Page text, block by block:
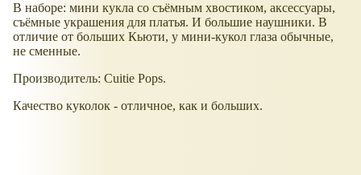
В наборе: мини кукла со съёмным хвостиком, аксессуары,
съёмные украшения для платья. И большие наушники. В
отличие от больших Кьюти, у мини-кукол глаза обычные,
не сменные.
Производитель: Cuitie Pops.
Качество куколок - отличное, как и больших.